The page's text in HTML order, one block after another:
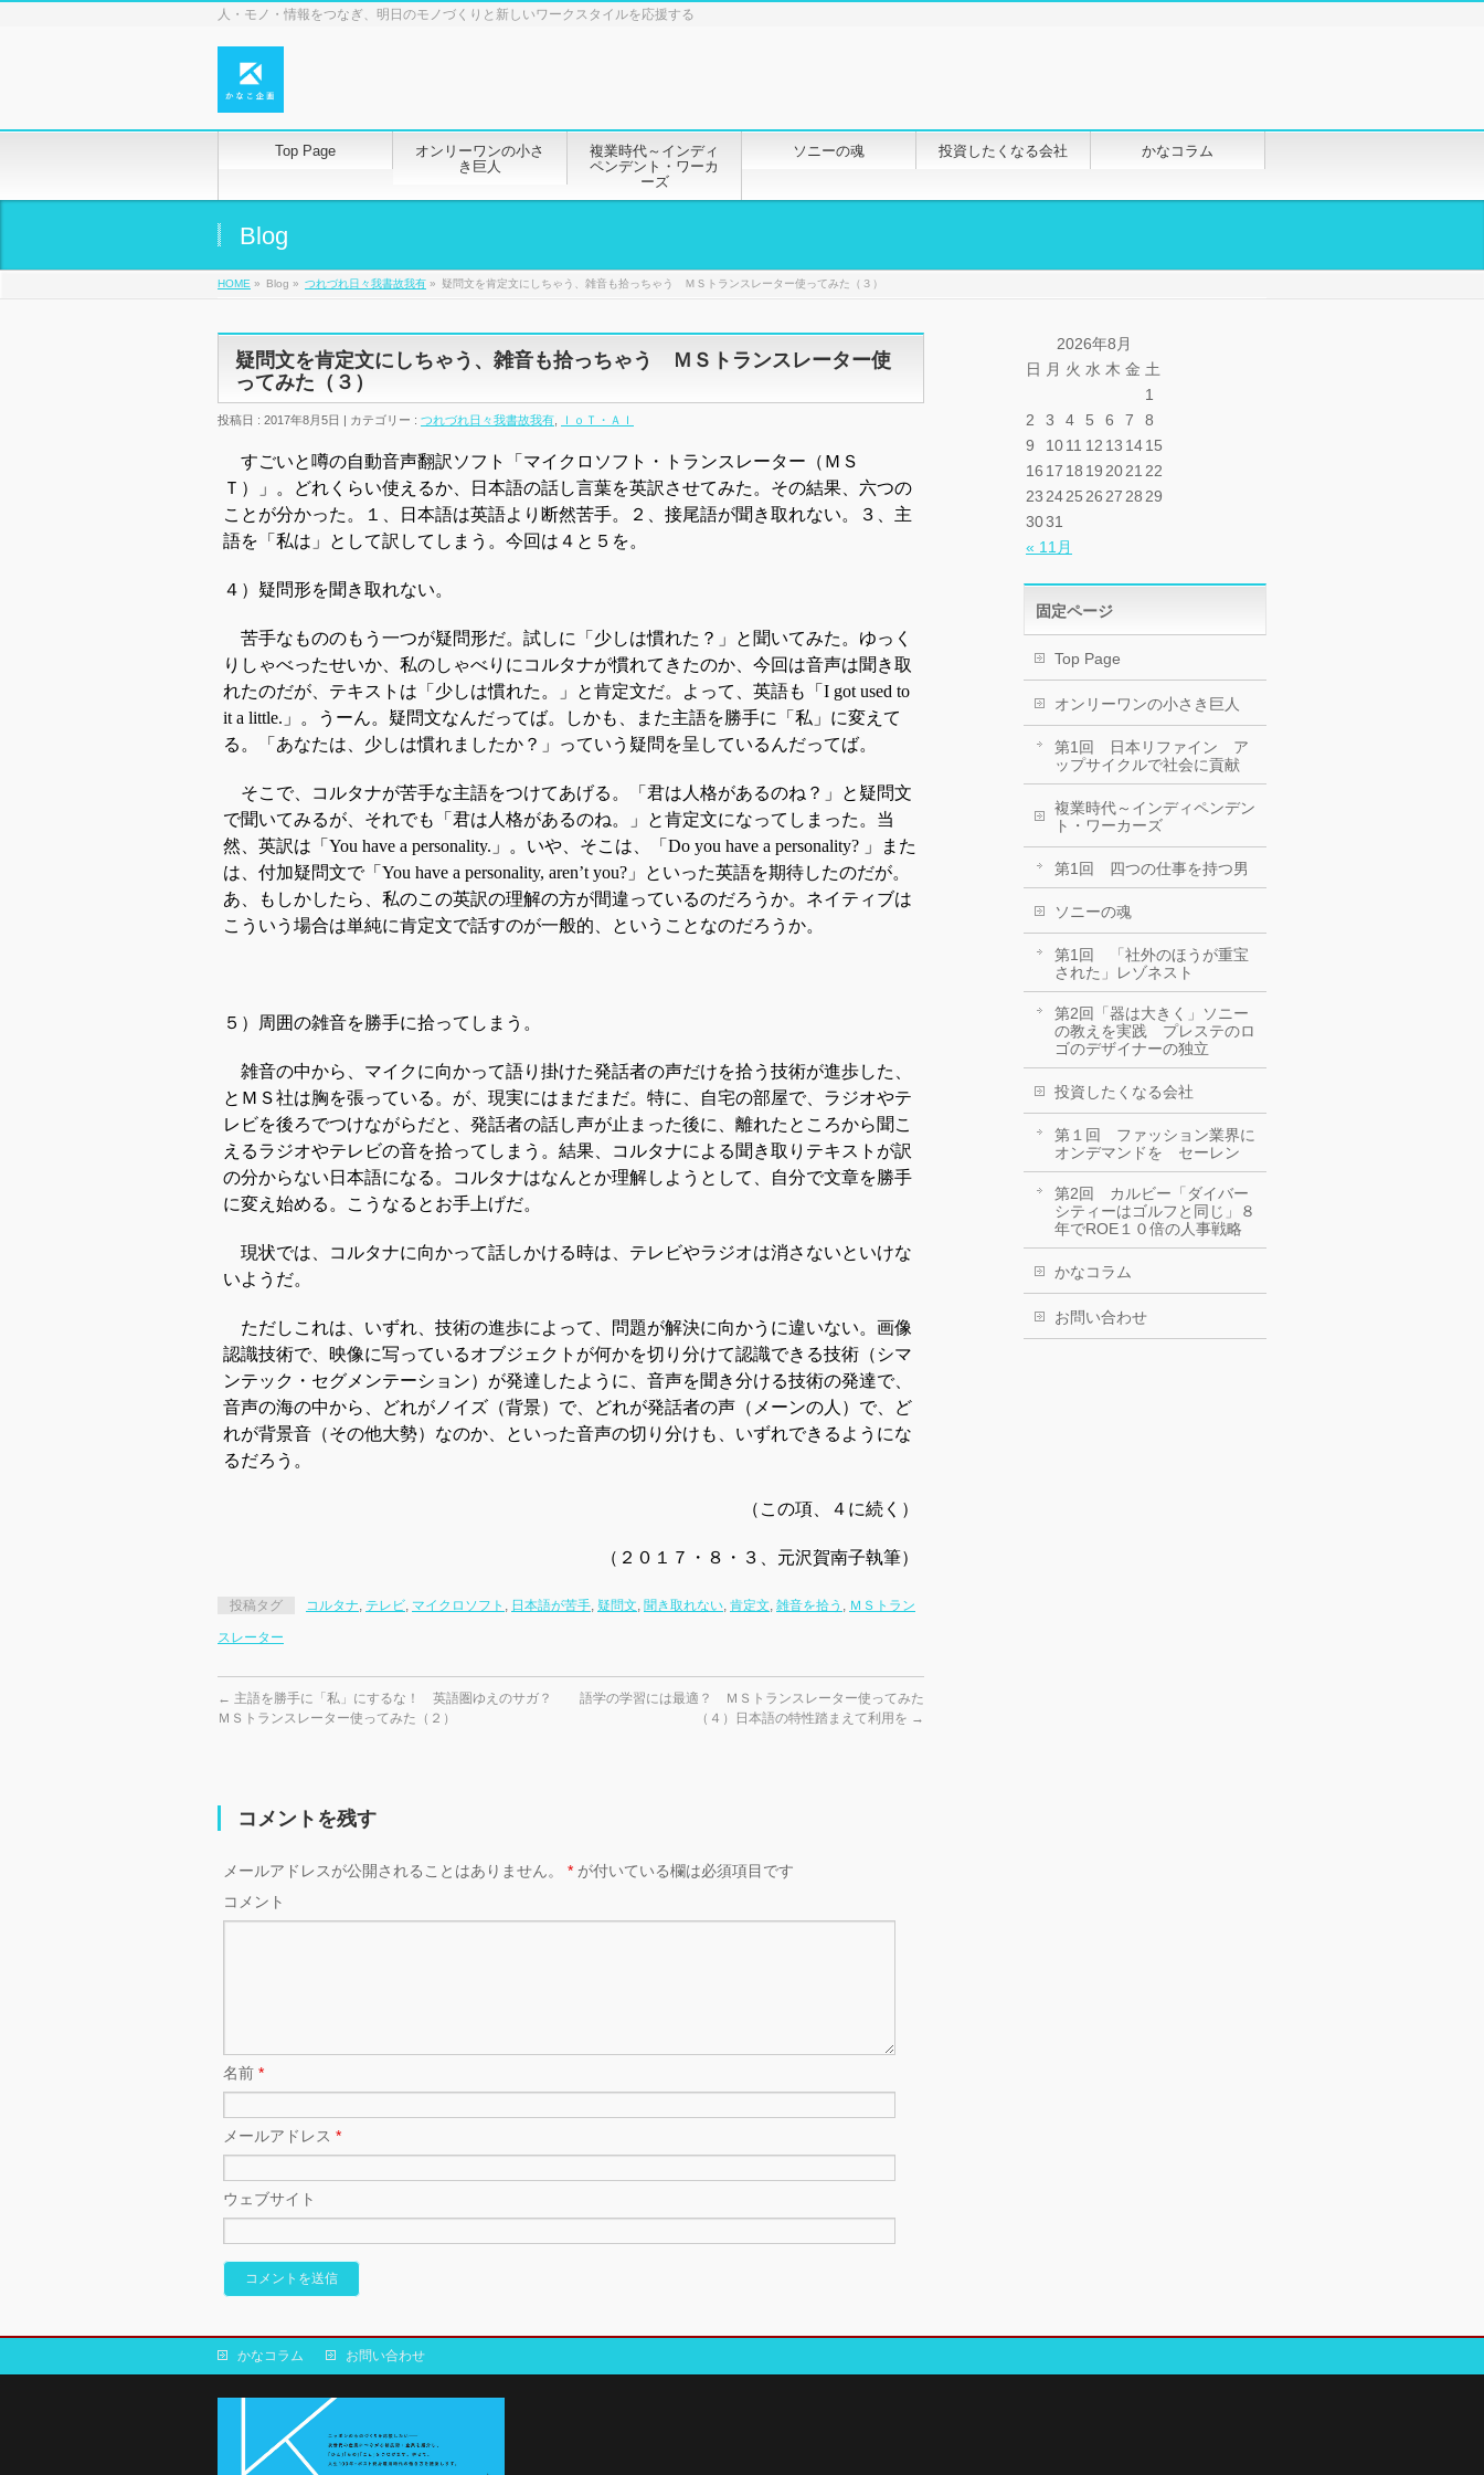
人・モノ・情報をつなぎ、明日のモノづくりと新しいワークスタイルを応援する
Top Page
オンリーワンの小さ
き巨人
複業時代～インディ
ペンデント・ワーカ
ーズ
ソニーの魂 投資したくなる会社 かなコラム
Blog
HOME » Blog » つれづれ日々我書故我有 » 疑問文を肯定文にしちゃう、雑音も拾っちゃう ＭＳトランスレーター使ってみた（３）
疑問文を肯定文にしちゃう、雑音も拾っちゃう ＭＳトランスレーター使
ってみた（３）
投稿日 : 2017年8月5日 | カテゴリー : つれづれ日々我書故我有 ＩｏＴ・ＡＩ
すごいと噂の自動音声翻訳ソフト「マイクロソフト・トランスレーター（ＭＳ
Ｔ）」。どれくらい使えるか、日本語の話し言葉を英訳させてみた。その結果、六つの
ことが分かった。１、日本語は英語より断然苦手。２、接尾語が聞き取れない。３、主
語を「私は」として訳してしまう。今回は４と５を。
４）疑問形を聞き取れない。
苦手なもののもう一つが疑問形だ。試しに「少しは慣れた？」と聞いてみた。ゆっく
りしゃべったせいか、私のしゃべりにコルタナが慣れてきたのか、今回は音声は聞き取
れたのだが、テキストは「少しは慣れた。」と肯定文だ。よって、英語も「 I got used to
it a little. 」。うーん。疑問文なんだってば。しかも、また主語を勝手に「私」に変えて
る。「あなたは、少しは慣れましたか？」っていう疑問を呈しているんだってば。
そこで、コルタナが苦手な主語をつけてあげる。「君は人格があるのね？」と疑問文
で聞いてみるが、それでも「君は人格があるのね。」と肯定文になってしまった。当
然、英訳は「 You have a personality. 」。いや、そこは、「 Do you have a personality? 」また
は、付加疑問文で「 You have a personality, aren’t you? 」といった英語を期待したのだが。
あ、もしかしたら、私のこの英訳の理解の方が間違っているのだろうか。ネイティブは
こういう場合は単純に肯定文で話すのが一般的、ということなのだろうか。
５）周囲の雑音を勝手に拾ってしまう。
雑音の中から、マイクに向かって語り掛けた発話者の声だけを拾う技術が進歩した、
とＭＳ社は胸を張っている。が、現実にはまだまだ。特に、自宅の部屋で、ラジオやテ
レビを後ろでつけながらだと、発話者の話し声が止まった後に、離れたところから聞こ
えるラジオやテレビの音を拾ってしまう。結果、コルタナによる聞き取りテキストが訳
の分からない日本語になる。コルタナはなんとか理解しようとして、自分で文章を勝手
に変え始める。こうなるとお手上げだ。
現状では、コルタナに向かって話しかける時は、テレビやラジオは消さないといけな
いようだ。
ただしこれは、いずれ、技術の進歩によって、問題が解決に向かうに違いない。画像
認識技術で、映像に写っているオブジェクトが何かを切り分けて認識できる技術（シマ
ンテック・セグメンテーション）が発達したように、音声を聞き分ける技術の発達で、
音声の海の中から、どれがノイズ（背景）で、どれが発話者の声（メーンの人）で、ど
れが背景音（その他大勢）なのか、といった音声の切り分けも、いずれできるようにな
るだろう。
（この項、４に続く）
（２０１７・８・３、元沢賀南子執筆）
投稿タグ コルタナ, テレビ, マイクロソフト , 日本語が苦手, 疑問文, 聞き取れない, 肯定文, 雑音を拾う , ＭＳトラン
スレーター
← 主語を勝手に「私」にするな！ 英語圏ゆえのサガ？
ＭＳトランスレーター使ってみた（２）
語学の学習には最適？ ＭＳトランスレーター使ってみた
（４）日本語の特性踏まえて利用を →
コメントを残す
メールアドレスが公開されることはありません。 * が付いている欄は必須項目です
コメント
名前 *
メールアドレス *
ウェブサイト
2026年8月
日 月 火 水 木 金 土
« 11月
1
2
3 4 5 6 7
8
9
1011 12 13 1415
16 17 18 19 2021 22
23 2425 26 27 28 29
3031
固定ページ
Top Page
オンリーワンの小さき巨人
第1回 日本リファイン ア
ップサイクルで社会に貢献
複業時代～インディペンデン
ト・ワーカーズ
第1回 四つの仕事を持つ男
ソニーの魂
第1回 「社外のほうが重宝
された」レゾネスト
第2回「器は大きく」ソニー
の教えを実践 プレステのロ
ゴのデザイナーの独立
投資したくなる会社
第１回 ファッション業界に
オンデマンドを セーレン
第2回 カルビー「ダイバー
シティーはゴルフと同じ」８
年でROE１０倍の人事戦略
かなコラム
お問い合わせ
かなコラム お問い合わせ